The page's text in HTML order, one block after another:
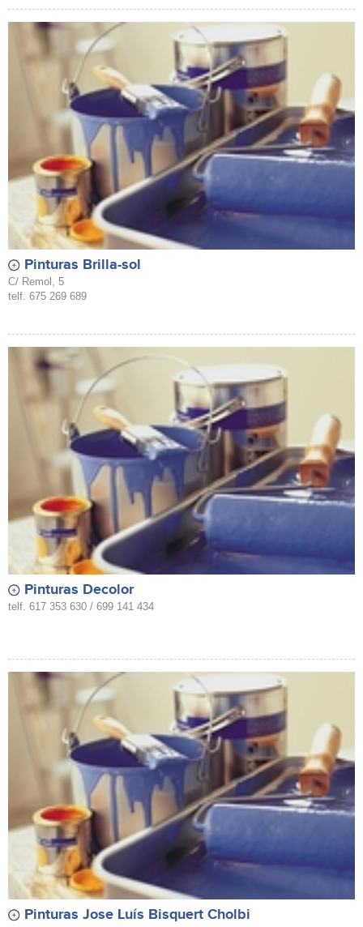
Pinturas Brilla-sol
C/ Remol, 5
telf. 675 269 689
Pinturas Decolor
telf. 617 353 630 / 699 141 434
Pinturas Jose Luís Bisquert Cholbi